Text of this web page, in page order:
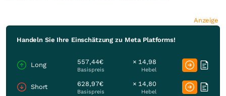
Anzeige
Handeln Sie Ihre Einschätzung zu Meta Platforms!
Long 557,44€
Basispreis
× 14,98
Hebel
Short 628,97€
Basispreis
× 14,80
Hebel